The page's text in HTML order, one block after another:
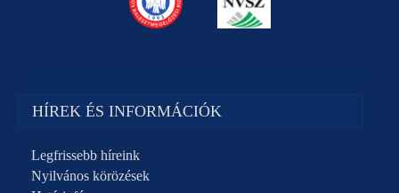
HÍREK ÉS INFORMÁCIÓK
Legfrissebb híreink
Nyilvános körözések